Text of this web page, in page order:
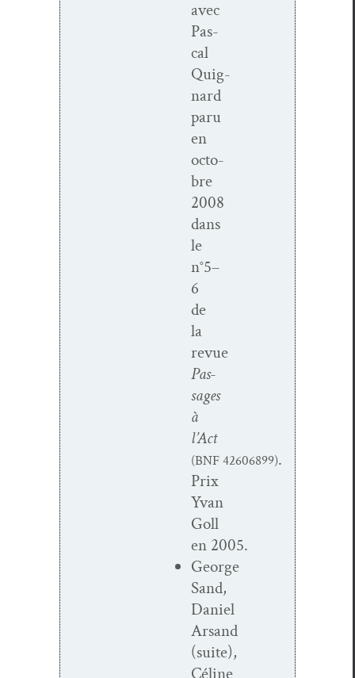
avec
Pas­
cal
Quig­
nard
paru
en
octo­
bre
2008
dans
le
n°5–
6
de
la
revue
Pas­
sages
à
l’Act
(BNF42606899).
Prix
Yvan
Goll
en 2005.
George
Sand,
Daniel
Arsand
(suite),
Céline